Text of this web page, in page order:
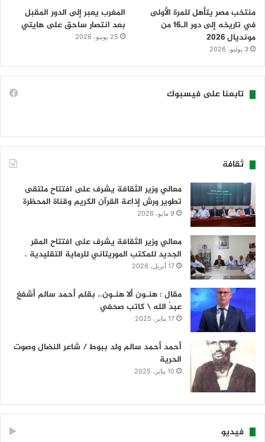
منتخب مصر يتأهل للمرة الأولى
في تاريخه إلى دور الـ16 من
مونديال 2026
3 يوليو، 2026
المغرب يعبر إلى الدور المقبل
بعد انتصار ساحق على هايتي
25 يونيو، 2026
تابعنا على فيسبوك
ثقافة
معالي وزير الثقافة يشرف على افتتاح ملتقى
تطوير ورش إذاعة القرآن الكريم وقناة المحظرة
9 مايو، 2026
معالي وزير الثقافة يشرف على افتتاح المقر
الجديد للمكتب الموريتاني للرماية التقليدية .
17 أبريل، 2026
مقال : هنـون ألا هنـون.. بقلم أحمد سالم أشفغ
عبدُ الله \ كاتب صحفي
17 يناير، 2025
أحمد أحمد سالم ولد ببوط / شاعر النضال وصوت
الحرية
10 يناير، 2025
فيديو